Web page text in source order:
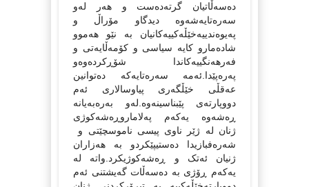
ده‌سه‌ڵاتیان گرته‌ده‌ست و هه‌ر له‌و
سه‌ره‌تایه‌شه‌وه‌ دیدگاو مۆراڵ و
په‌یوه‌ندییه‌خێڵه‌کییه‌کانیان به‌ نێو هه‌موو
شاده‌مارو کایه‌ سیاسی و کۆمه‌ڵایه‌تی و
فه‌رهه‌نگییه‌کاندا شۆڕکرده‌وه‌و
په‌ره‌پێدا.ئه‌مه‌ سه‌ره‌تایه‌که‌ ده‌توانین
عه‌قڵی خێڵگه‌ری پیاوسالاری ئه‌م
دووپارته‌ی پێبناسینه‌وه‌.له‌و به‌ره‌به‌یانه‌
ڕه‌شه‌وه‌ یه‌که‌م په‌لاماروڕه‌شه‌کوژی
ژنان له‌ ژێر ناوی پیسی ناموسچێتی و
شه‌ره‌فبازیدا ده‌ستیپێکردو به‌ هه‌زاران
ژنیان ئه‌تک و ڕه‌شه‌کوژیکرد.واته‌ له‌
یه‌که‌م ڕۆژی به‌ ده‌سه‌ڵات گه‌یشتنی ئه‌م